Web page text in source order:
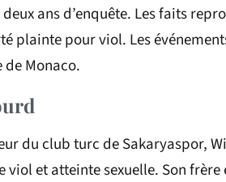
ans d’enquête. Les faits
plainte pour viol. Les
Monaco.
du club turc de Sakaryaspor,
viol et atteinte sexuelle. Son